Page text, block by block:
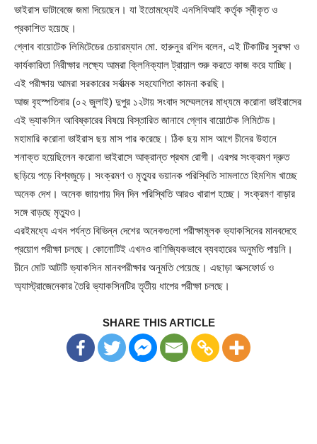
ভাইরাস ডাটাবেজে জমা দিয়েছেন। যা ইতোমধ্যেই এনসিবিআই কর্তৃক স্বীকৃত ও
প্রকাশিত হয়েছে।
গ্লোব বায়োটেক লিমিটেডের চেয়ারম্যান মো. হারুনুর রশিদ বলেন, এই টিকাটির সুরক্ষা ও
কার্যকারিতা নিরীক্ষার লক্ষ্যে আমরা ক্লিনিক্যাল ট্রায়াল শুরু করতে কাজ করে যাচ্ছি।
এই পরীক্ষায় আমরা সরকারের সর্বাত্মক সহযোগিতা কামনা করছি।
আজ বৃহস্পতিবার (০২ জুলাই) দুপুর ১২টায় সংবাদ সম্মেলনের মাধ্যমে করোনা ভাইরাসের
এই ভ্যাকসিন আবিষ্কারের বিষয়ে বিস্তারিত জানাবে গ্লোব বায়োটেক লিমিটেড।
মহামারি করোনা ভাইরাস ছয় মাস পার করেছে। ঠিক ছয় মাস আগে চীনের উহানে
শনাক্ত হয়েছিলেন করোনা ভাইরাসে আক্রান্ত প্রথম রোগী। এরপর সংক্রমণ দ্রুত
ছড়িয়ে পড়ে বিশ্বজুড়ে। সংক্রমণ ও মৃত্যুর ভয়ানক পরিস্থিতি সামলাতে হিমশিম খাচ্ছে
অনেক দেশ। অনেক জায়গায় দিন দিন পরিস্থিতি আরও খারাপ হচ্ছে। সংক্রমণ বাড়ার
সঙ্গে বাড়ছে মৃত্যুও।
এরইমধ্যে এখন পর্যন্ত বিভিন্ন দেশের অনেকগুলো পরীক্ষামূলক ভ্যাকসিনের মানবদেহে
প্রয়োগ পরীক্ষা চলছে। কোনোটিই এখনও বাণিজ্যিকভাবে ব্যবহারের অনুমতি পায়নি।
চীনে মোট আটটি ভ্যাকসিন মানবপরীক্ষার অনুমতি পেয়েছে। এছাড়া অক্সফোর্ড ও
অ্যাস্ট্রাজেনেকার তৈরি ভ্যাকসিনটির তৃতীয় ধাপের পরীক্ষা চলছে।
SHARE THIS ARTICLE